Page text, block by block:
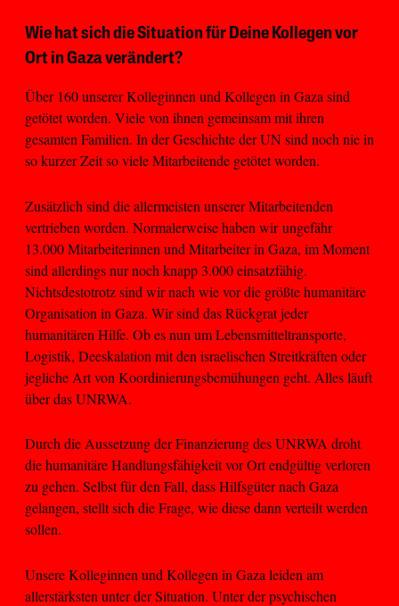
Wie hat sich die Situation für Deine Kollegen vor
Ort in Gaza verändert?
Über 160 unserer Kolleginnen und Kollegen in Gaza sind
getötet worden. Viele von ihnen gemeinsam mit ihren
gesamten Familien. In der Geschichte der UN sind noch nie in
so kurzer Zeit so viele Mitarbeitende getötet worden.
Zusätzlich sind die allermeisten unserer Mitarbeitenden
vertrieben worden. Normalerweise haben wir ungefähr
13.000 Mitarbeiterinnen und Mitarbeiter in Gaza, im Moment
sind allerdings nur noch knapp 3.000 einsatzfähig.
Nichtsdestotrotz sind wir nach wie vor die größte humanitäre
Organisation in Gaza. Wir sind das Rückgrat jeder
humanitären Hilfe. Ob es nun um Lebensmitteltransporte,
Logistik, Deeskalation mit den israelischen Streitkräften oder
jegliche Art von Koordinierungsbemühungen geht. Alles läuft
über das UNRWA.
Durch die Aussetzung der Finanzierung des UNRWA droht
die humanitäre Handlungsfähigkeit vor Ort endgültig verloren
zu gehen. Selbst für den Fall, dass Hilfsgüter nach Gaza
gelangen, stellt sich die Frage, wie diese dann verteilt werden
sollen.
Unsere Kolleginnen und Kollegen in Gaza leiden am
allerstärksten unter der Situation. Unter der psychischen